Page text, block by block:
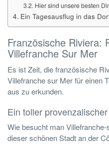
Hier sind unsere besten
Ein Tagesausflug in das
Französische Riviera:
Villefranche Sur Mer
Es ist Zeit, die französische
Villefranche sur Mer für einen
aus zu erkunden.
Ein toller
Wie besucht man
dieser schönen Stadt an der